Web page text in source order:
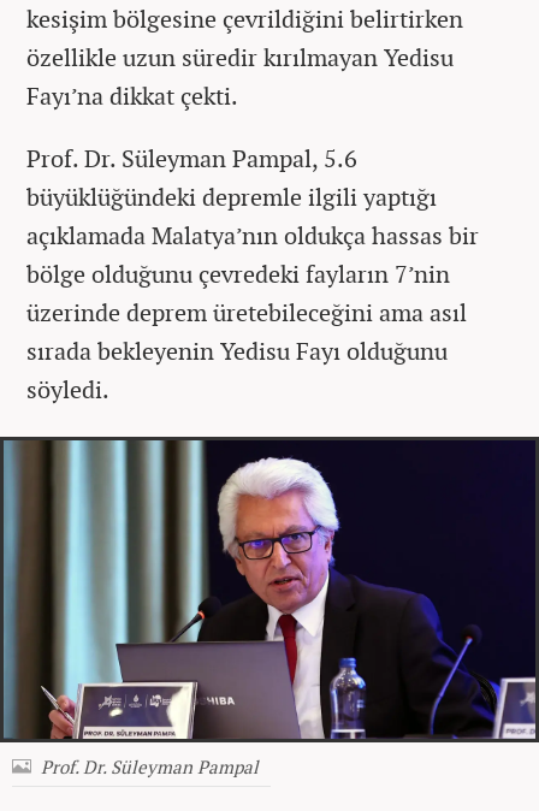
kesişim bölgesine çevrildiğini belirtirken
özellikle uzun süredir kırılmayan Yedisu
Fayı’na dikkat çekti.
Prof. Dr. Süleyman Pampal, 5.6
büyüklüğündeki depremle ilgili yaptığı
açıklamada Malatya’nın oldukça hassas bir
bölge olduğunu çevredeki fayların 7’nin
üzerinde deprem üretebileceğini ama asıl
sırada bekleyenin Yedisu Fayı olduğunu
söyledi.
Prof. Dr. Süleyman Pampal